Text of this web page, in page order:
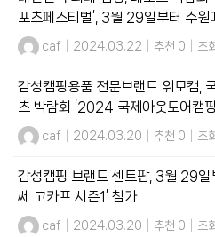
포츠페스티벌’, 3월 29일부터 수원
caf 2024.03.22 추천 0 조
감성캠핑용품 전문브랜드 위모캠,
츠 박람회 ‘2024 국제아웃도어캠
caf 2024.03.20 추천 0 조
감성캠핑 브랜드 센트팜, 3월 29일
쎄 고카프 시즌1’ 참가
caf 2024.03.20 추천 0 조